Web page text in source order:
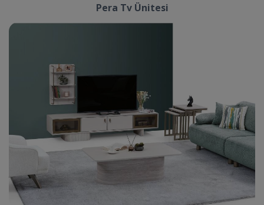
Pera Tv Ünitesi